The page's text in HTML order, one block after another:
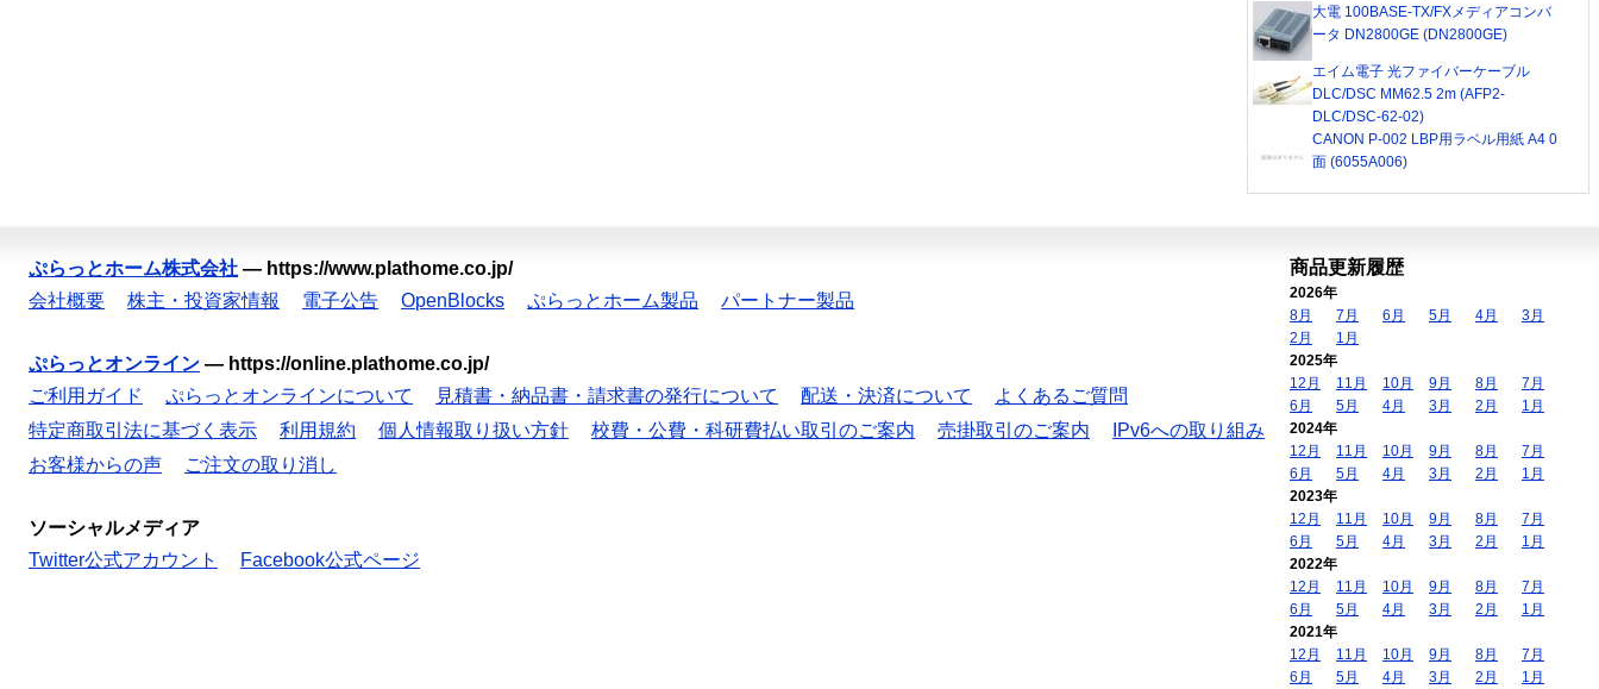
大電 100BASE-TX/FXメディアコンバ
ータ DN2800GE (DN2800GE)
エイム電子 光ファイバーケーブル
DLC/DSC MM62.5 2m (AFP2-
DLC/DSC-62-02)
CANON P-002 LBP用ラベル用紙 A4 0
面 (6055A006)
ぷらっとホーム株式会社 — https://www.plathome.co.jp/
会社概要
株主・投資家情報 電子公告 OpenBlocks ぷらっとホーム製品 パートナー製品
ぷらっとオンライン — https://online.plathome.co.jp/
ご利用ガイド
ぷらっとオンラインについて 見積書・納品書・請求書の発行について 配送・決済について
よくあるご質問
特定商取引法に基づく表示
利用規約 個人情報取り扱い方針 校費・公費・科研費払い取引のご案内 売掛取引のご案内
IPv6への取り組み
お客様からの声
ご注文の取り消し
ソーシャルメディア
Twitter公式アカウント
Facebook公式ページ
商品更新履歴
2026年
8月
7月 6月 5月 4月
3月
2月
1月
2025年
12月
11月 10月 9月 8月
7月
6月
5月 4月 3月 2月
1月
2024年
12月
11月 10月 9月 8月
7月
6月
5月 4月 3月 2月
1月
2023年
12月
11月 10月 9月 8月
7月
6月
5月 4月 3月 2月
1月
2022年
12月
11月 10月 9月 8月
7月
6月
5月 4月 3月 2月
1月
2021年
12月
11月 10月 9月 8月
7月
6月
5月 4月 3月 2月
1月